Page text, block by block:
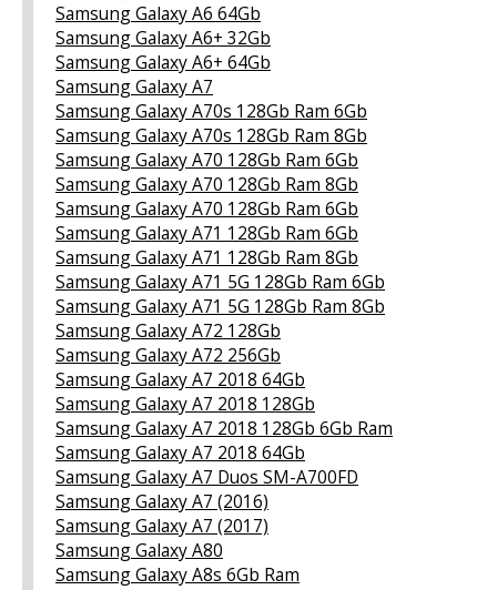
Samsung Galaxy A6 64Gb
Samsung Galaxy A6+ 32Gb
Samsung Galaxy A6+ 64Gb
Samsung Galaxy A7
Samsung Galaxy A70s 128Gb Ram 6Gb
Samsung Galaxy A70s 128Gb Ram 8Gb
Samsung Galaxy A70 128Gb Ram 6Gb
Samsung Galaxy A70 128Gb Ram 8Gb
Samsung Galaxy A70 128Gb Ram 6Gb
Samsung Galaxy A71 128Gb Ram 6Gb
Samsung Galaxy A71 128Gb Ram 8Gb
Samsung Galaxy A71 5G 128Gb Ram 6Gb
Samsung Galaxy A71 5G 128Gb Ram 8Gb
Samsung Galaxy A72 128Gb
Samsung Galaxy A72 256Gb
Samsung Galaxy A7 2018 64Gb
Samsung Galaxy A7 2018 128Gb
Samsung Galaxy A7 2018 128Gb 6Gb Ram
Samsung Galaxy A7 2018 64Gb
Samsung Galaxy A7 Duos SM-A700FD
Samsung Galaxy A7 (2016)
Samsung Galaxy A7 (2017)
Samsung Galaxy A80
Samsung Galaxy A8s 6Gb Ram